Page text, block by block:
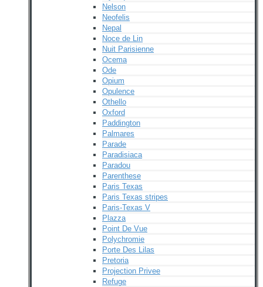
Nelson
Neofelis
Nepal
Noce de Lin
Nuit Parisienne
Ocema
Ode
Opium
Opulence
Othello
Oxford
Paddington
Palmares
Parade
Paradisiaca
Paradou
Parenthese
Paris Texas
Paris Texas stripes
Paris-Texas V
Plazza
Point De Vue
Polychromie
Porte Des Lilas
Pretoria
Projection Privee
Refuge